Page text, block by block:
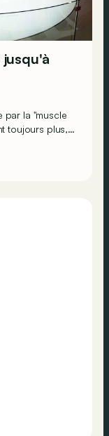
par la "muscle
toujours plus,